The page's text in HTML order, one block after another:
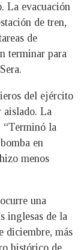
La evacuación
de tren,
de
terminar para
del ejército
aislado. La
“Terminó la
en
menos
una
inglesas de la
diciembre, más